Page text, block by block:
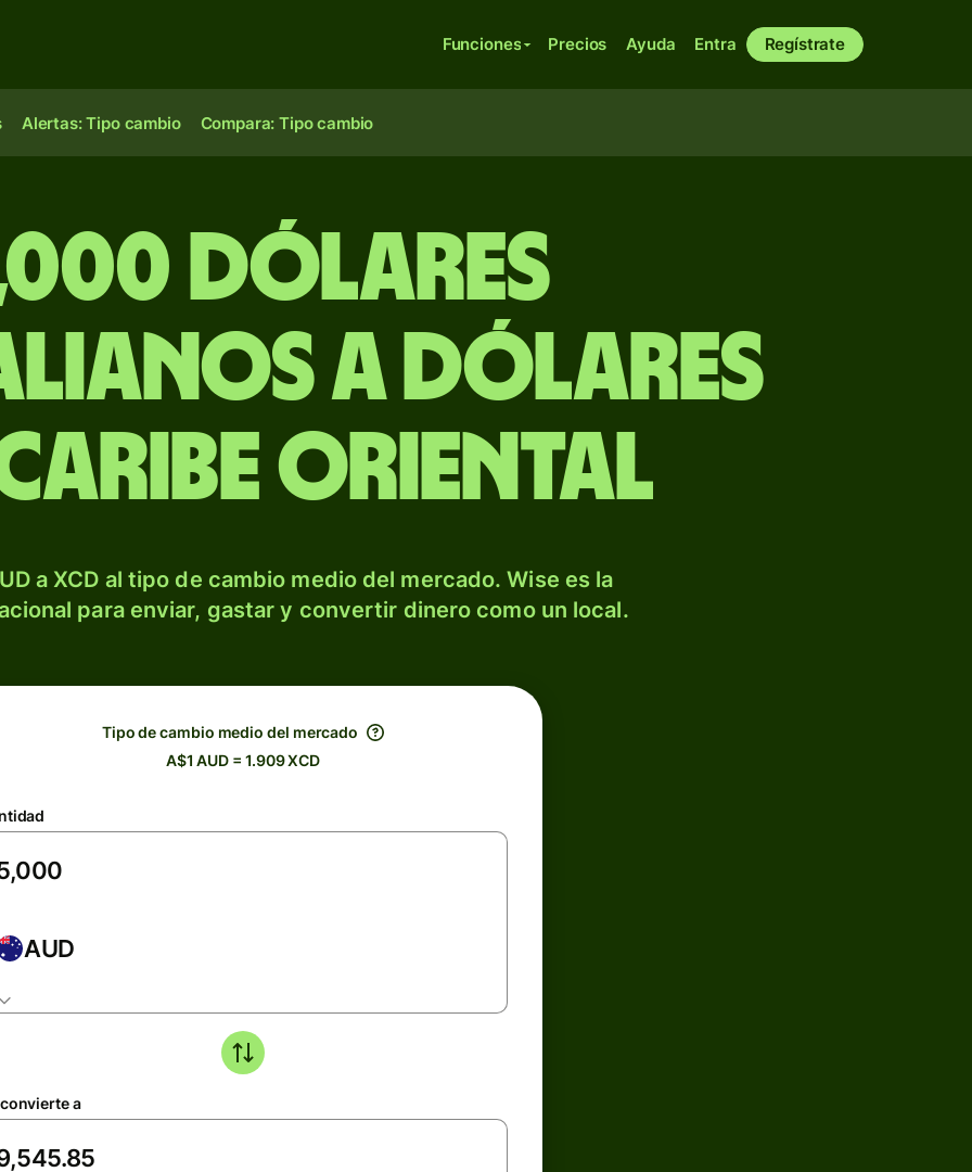
Funciones Precios Ayuda Entra Regístrate
Alertas: Tipo cambio Compara: Tipo cambio
dólares
a dólares
Oriental
a XCD al tipo de cambio medio del mercado. Wise es la
para enviar, gastar y convertir dinero como un local.
Tipo de cambio medio del mercado
A$1 AUD = 1.909 XCD
AUD
a